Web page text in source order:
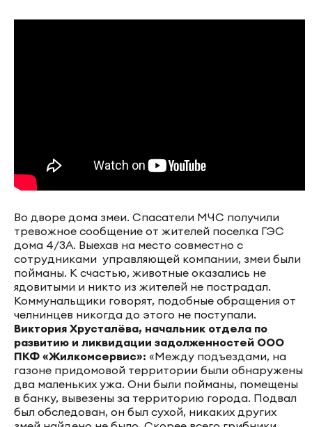
Во дворе дома змеи. Спасатели МЧС получили
тревожное сообщение от жителей поселка ГЭС
дома 4/3А. Выехав на место совместно с
сотрудниками управляющей компании, змеи были
пойманы. К счастью, животные оказались не
ядовитыми и никто из жителей не пострадал.
Коммунальщики говорят, подобные обращения от
челнинцев никогда до этого не поступали.
Виктория Хрусталёва, начальник отдела по
развитию и ликвидации задолженностей ООО
ПКФ «Жилкомсервис»: «Между подъездами, на
газоне придомовой территории были обнаружены
два маленьких ужа. Они были пойманы, помещены
в банку, вывезены за территорию города. Подвал
был обследован, он был сухой, никаких других